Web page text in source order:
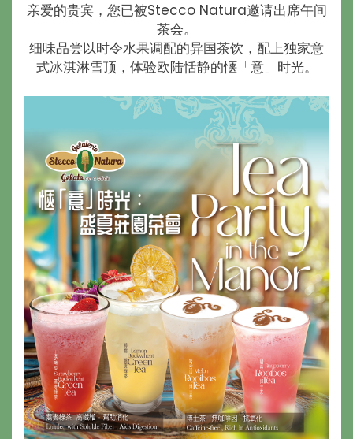
亲爱的贵宾，您已被Stecco Natura邀请出席午间
茶会。
细味品尝以时令水果调配的异国茶饮，配上独家意
式冰淇淋雪顶，体验欧陆恬静的惬「意」时光。